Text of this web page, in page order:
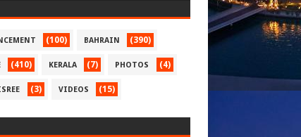
(100) BAHRAIN (390)
(410) KERALA (7) PHOTOS (4)
(3) VIDEOS (15)